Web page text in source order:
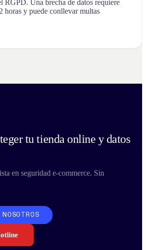
RGPD. Una brecha de datos requiere
horas y puede conllevar multas
tu tienda online y datos
en seguridad e-commerce. Sin